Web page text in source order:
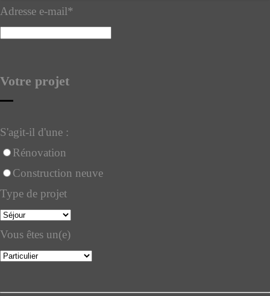
Adresse e-mail*
Votre projet
S'agit-il d'une :
Rénovation
Construction neuve
Type de projet
Vous êtes un(e)